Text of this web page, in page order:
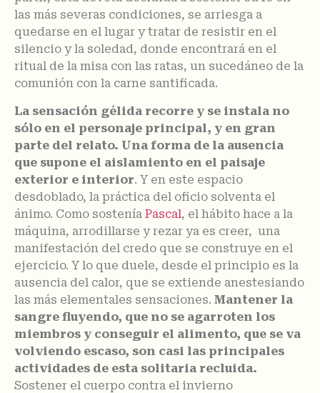
las más severas condiciones, se arriesga a
quedarse en el lugar y tratar de resistir en el
silencio y la soledad, donde encontrará en el
ritual de la misa con las ratas, un sucedáneo de la
comunión con la carne santificada.
La sensación gélida recorre y se instala no
sólo en el personaje principal, y en gran
parte del relato. Una forma de la ausencia
que supone el aislamiento en el paisaje
exterior e interior. Y en este espacio
desdoblado, la práctica del oficio solventa el
ánimo. Como sostenía Pascal, el hábito hace a la
máquina, arrodillarse y rezar ya es creer, una
manifestación del credo que se construye en el
ejercicio. Y lo que duele, desde el principio es la
ausencia del calor, que se extiende anestesiando
las más elementales sensaciones. Mantener la
sangre fluyendo, que no se agarroten los
miembros y conseguir el alimento, que se va
volviendo escaso, son casi las principales
actividades de esta solitaria recluida.
Sostener el cuerpo contra el invierno